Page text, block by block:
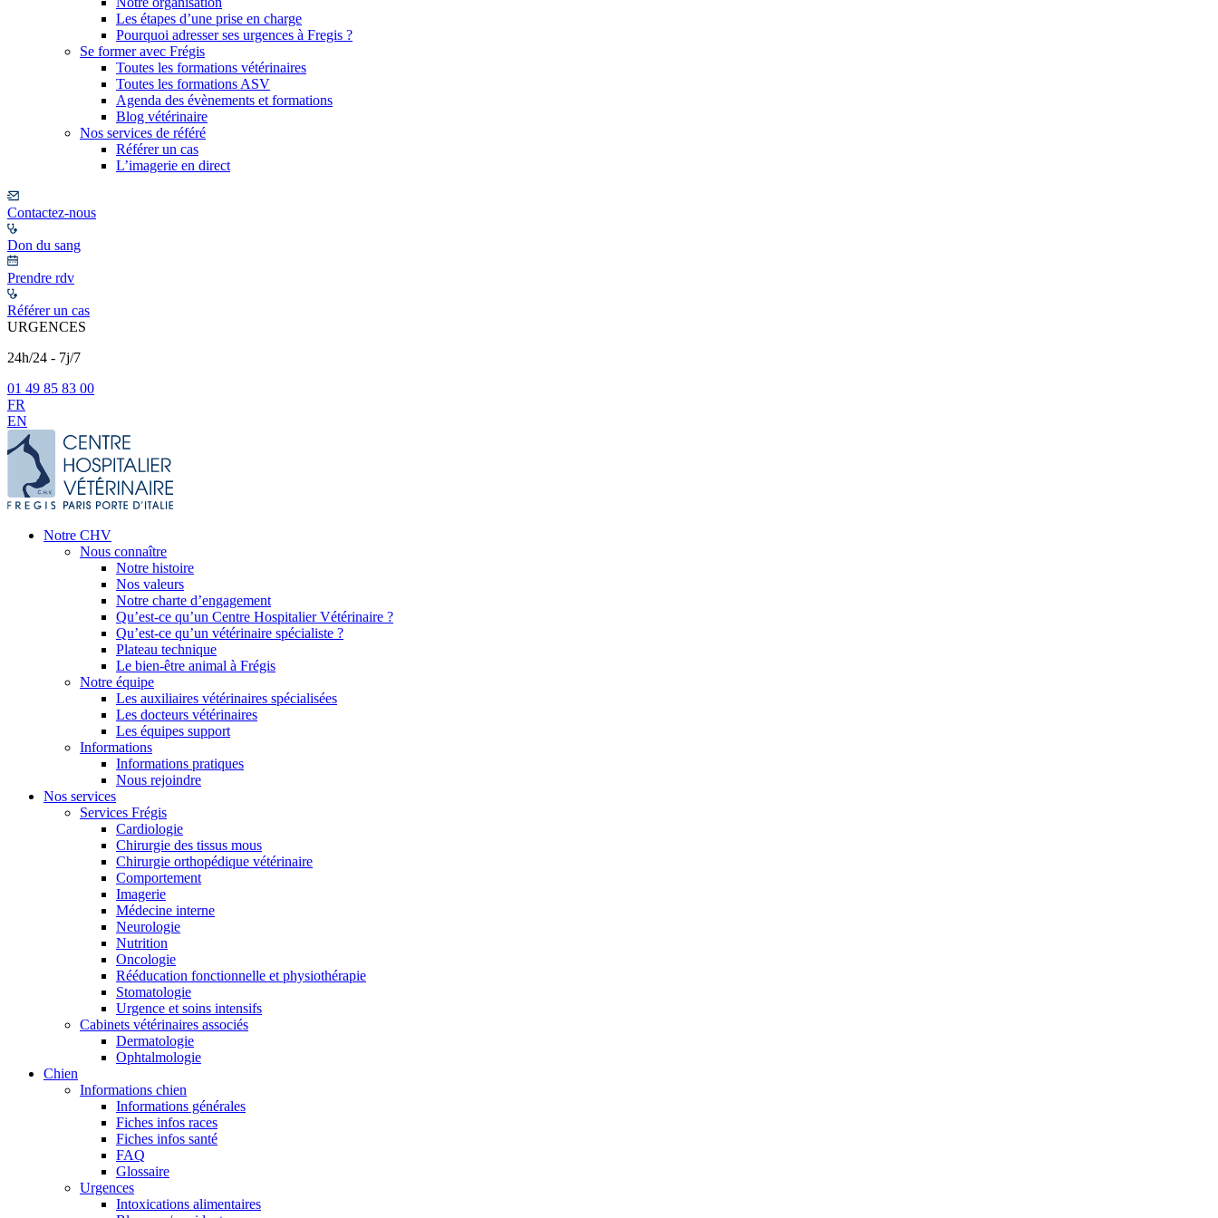
Les étapes d’une prise en charge
Pourquoi adresser ses urgences à Fregis ?
Se former avec Frégis
Toutes les formations vétérinaires
Toutes les formations ASV
Agenda des évènements et formations
Blog vétérinaire
Nos services de référé
Référer un cas
L’imagerie en direct
Contactez-nous
Don du sang
Prendre rdv
Référer un cas
URGENCES
24h/24 - 7j/7
01 49 85 83 00
FR
EN
Notre CHV
Nous connaître
Notre histoire
Nos valeurs
Notre charte d’engagement
Qu’est-ce qu’un Centre Hospitalier Vétérinaire ?
Qu’est-ce qu’un vétérinaire spécialiste ?
Plateau technique
Le bien-être animal à Frégis
Notre équipe
Les auxiliaires vétérinaires spécialisées
Les docteurs vétérinaires
Les équipes support
Informations
Informations pratiques
Nous rejoindre
Nos services
Services Frégis
Cardiologie
Chirurgie des tissus mous
Chirurgie orthopédique vétérinaire
Comportement
Imagerie
Médecine interne
Neurologie
Nutrition
Oncologie
Rééducation fonctionnelle et physiothérapie
Stomatologie
Urgence et soins intensifs
Cabinets vétérinaires associés
Dermatologie
Ophtalmologie
Chien
Informations chien
Informations générales
Fiches infos races
Fiches infos santé
FAQ
Glossaire
Urgences
Intoxications alimentaires